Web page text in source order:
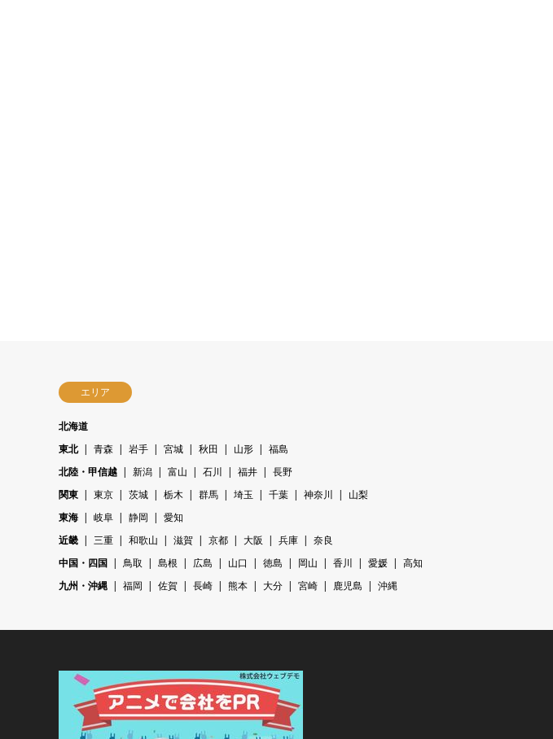
エリア
北海道
東北
青森 岩手 宮城 秋田 山形
福島
北陸・甲信越
新潟 富山 石川 福井
長野
関東
東京 茨城 栃木 群馬 埼玉 千葉 神奈川
山梨
東海
岐阜 静岡
愛知
近畿
三重 和歌山 滋賀 京都 大阪 兵庫
奈良
中国・四国
鳥取 島根 広島 山口 徳島 岡山 香川 愛媛
高知
九州・沖縄
福岡 佐賀 長崎 熊本 大分 宮崎 鹿児島 沖縄